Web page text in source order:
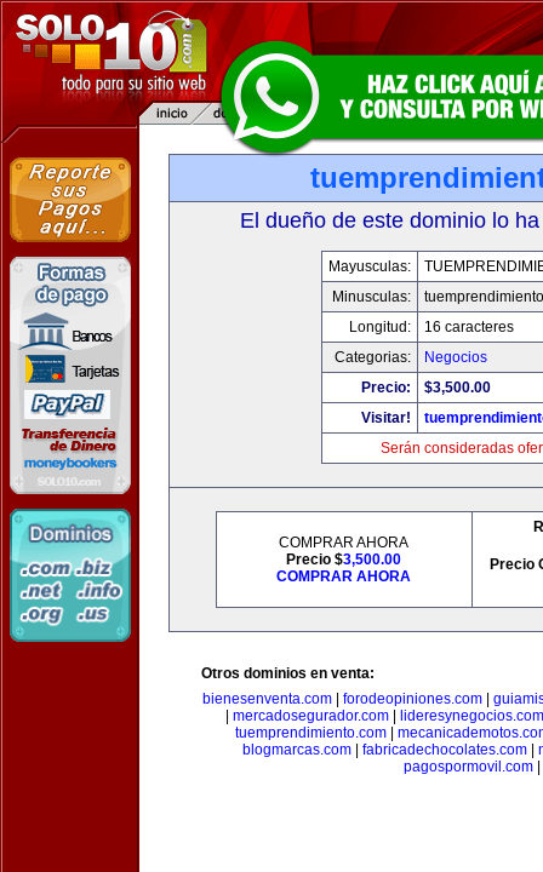
El dueño de este dominio lo
Mayusculas:
Minusculas:
Longitud:
16 caracteres
Categorias:
Negocios
Precio:
$3,500.00
Visitar!
Serán consideradas
COMPRAR AHORA
Precio $3,500.00
COMPRAR AHORA
Precio
Otros dominios en venta:
bienesenventa.com
forodeopiniones.com
mercadosegurador.com
lideresynegocios.com
tuemprendimiento.com
blogmarcas.com
fabricadechocolates.com
pagospormovil.com|